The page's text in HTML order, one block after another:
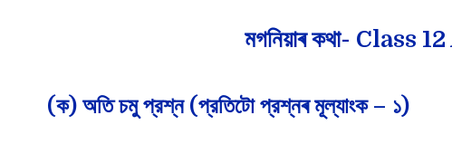
মগনিয়াৰ কথা-
(ক) অতি চমু প্রশ্ন (প্রতিটো প্রশ্নৰ মূল্যাংক – ১)